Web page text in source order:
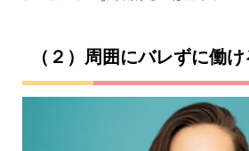
（２）周囲にバレずに働け